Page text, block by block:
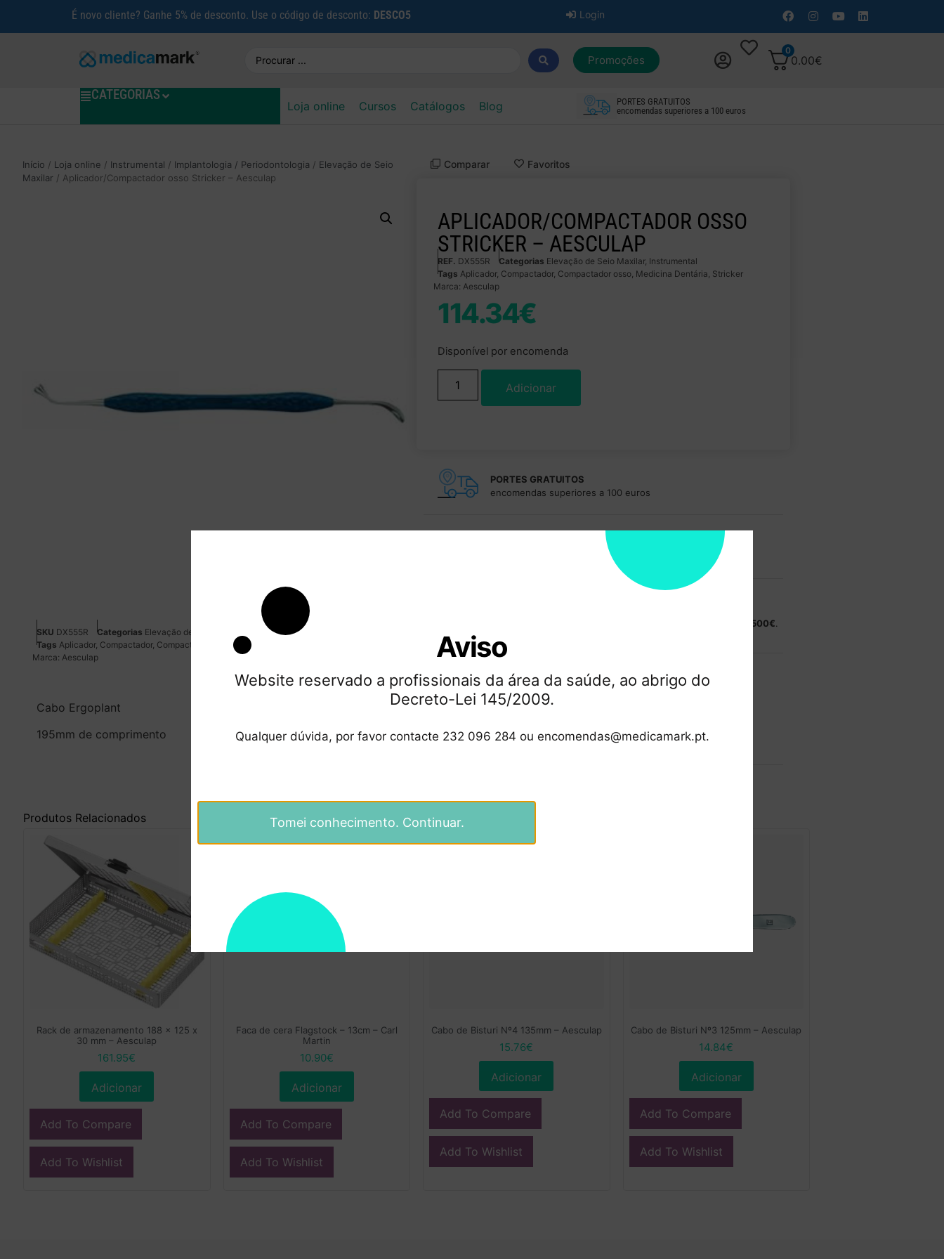
É novo cliente? Ganhe 5% de desconto. Use o código de desconto: DESCO5 Login
Promoções
0
0.00€
CATEGORIAS
Loja online Cursos Catálogos Blog
PORTES GRATUITOS
encomendas superiores a 100 euros
Início / Loja online / Instrumental / Implantologia / Periodontologia / Elevação de Seio
Maxilar / Aplicador/Compactador osso Stricker – Aesculap
SKU DX555R Categorias Elevação de Seio Maxilar
Instrumental
Tags Aplicador, Compactador, Compactador osso , Medicina Dentária
Marca: Aesculap
Cabo Ergoplant
195mm de comprimento
Comparar Favoritos
APLICADOR/COMPACTADOR OSSO
STRICKER – AESCULAP
REF. DX555R Categorias Elevação de Seio Maxilar, Instrumental
Tags Aplicador, Compactador, Compactador osso Medicina Dentária Stricker
Marca: Aesculap
114.34€
Disponível por encomenda
Adicionar
PORTES GRATUITOS
encomendas superiores a 100 euros
232 096 284
Fale com um especialista. Entre em contacto, das 10h – 18h.
2500€.
Entre em contacto para saber mais
Formas de pagamentos
Pagamentos 100% seguros.
Produtos Relacionados
Rack de armazenamento 188 x 125 x
30 mm – Aesculap
161.95€
Adicionar
Add To Compare
Add To Wishlist
Faca de cera Flagstock – 13cm – Carl
Martin
10.90€
Adicionar
Add To Compare
Add To Wishlist
Cabo de Bisturi Nº4 135mm – Aesculap
15.76€
Adicionar
Add To Compare
Add To Wishlist
Cabo de Bisturi Nº3 125mm – Aesculap
14.84€
Adicionar
Add To Compare
Add To Wishlist
Aviso
Website reservado a profissionais da área da saúde, ao abrigo do
Decreto-Lei 145/2009.
Qualquer dúvida, por favor contacte 232 096 284 ou encomendas@medicamark.pt.
Tomei conhecimento. Continuar.